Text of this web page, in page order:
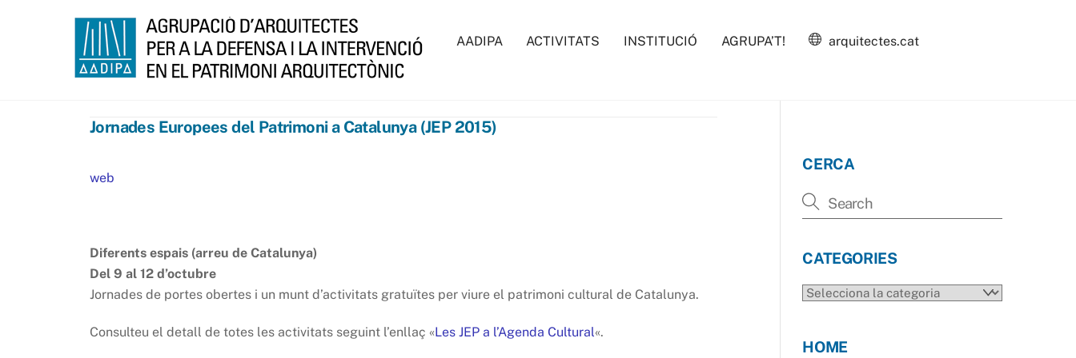
AADIPA ACTIVITATS INSTITUCIÓ AGRUPA’T! arquitectes.cat
Jornades Europees del Patrimoni a Catalunya (JEP 2015)
web
Diferents espais (arreu de Catalunya)
Del 9 al 12 d’octubre
Jornades de portes obertes i un munt d’activitats gratuïtes per viure el patrimoni cultural de Catalunya.
Consulteu el detall de totes les activitats seguint l’enllaç «Les JEP a l’Agenda Cultural«.
CERCA
CATEGORIES
CATEGORIES
HOME